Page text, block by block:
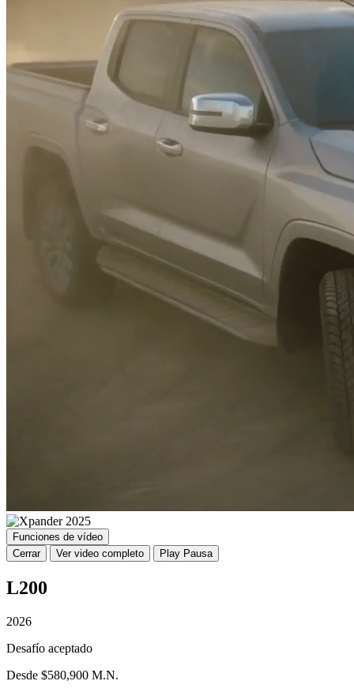
Funciones de vídeo
Cerrar
Ver video completo Play Pausa
L200
2026
Desafío aceptado
Desde $580,900 M.N.